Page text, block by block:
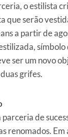
o estilista
que serão
a partir de
símbolo
ser um novo
grifes.
parceria de
renomados. Em